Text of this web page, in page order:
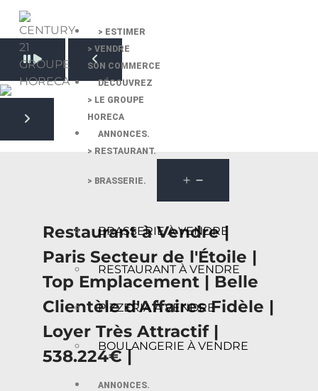
> ESTIMER
> VENDRE
SON COMMERCE
DÉCOUVREZ
> LE GROUPE
HORECA
ANNONCES.
> RESTAURANT.
> BRASSERIE.
BRASSERIE À VENDRE
RESTAURANT À VENDRE
PIZZERIA À VENDRE
BOULANGERIE À VENDRE
ANNONCES.
Pause slide rotation
Resume slide rotation
Previous slide
Next slide
Restaurant à Vendre |
Paris Secteur de l'Étoile |
Top Emplacement | Belle
Clientèle d'Affaires Fidèle |
Loyer Très Attractif |
538.224€ |